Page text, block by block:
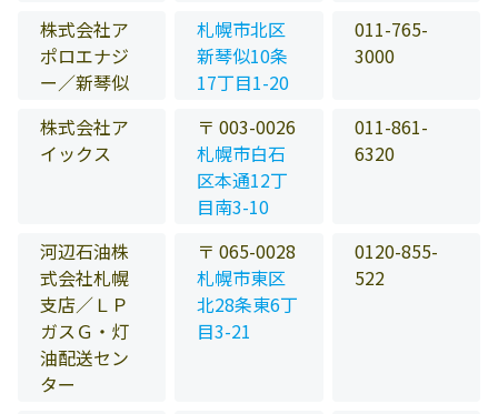
株式会社ア
ポロエナジ
ー／新琴似
札幌市北区
新琴似10条
17丁目1-20
011-765-
3000
株式会社ア
イックス
〒 003-0026
札幌市白石
区本通12丁
目南3-10
011-861-
6320
河辺石油株
式会社札幌
支店／ＬＰ
ガスＧ・灯
油配送セン
ター
〒 065-0028
札幌市東区
北28条東6丁
目3-21
0120-855-
522